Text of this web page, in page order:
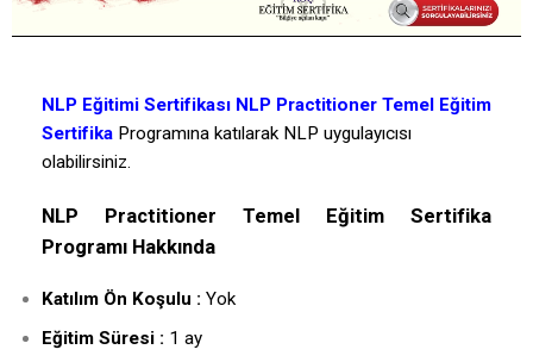
NLP Eğitimi Sertifikası NLP Practitioner Temel Eğitim
Sertifika Programına katılarak NLP uygulayıcısı
olabilirsiniz.
NLP Practitioner Temel Eğitim Sertifika
Programı Hakkında
Katılım Ön Koşulu : Yok
Eğitim Süresi : 1 ay